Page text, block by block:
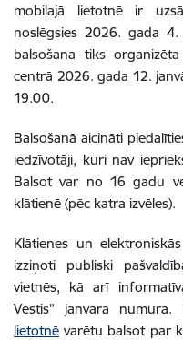
mobilajā lietotnē ir
noslēgsies 2026. gada
balsošana tiks
centrā 2026. gada 12.
19.00.
Balsošanā aicināti
iedzīvotāji, kuri nav
Balsot var no 16 gadu
klātienē (pēc katra izvēles).
Klātienes un
izziņoti publiski
vietnēs, kā arī
Vēstis” janvāra
lietotnē varētu balsot par